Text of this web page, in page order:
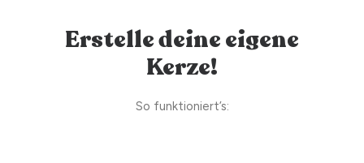
Erstelle deine eigene
Kerze!
So funktioniert’s: